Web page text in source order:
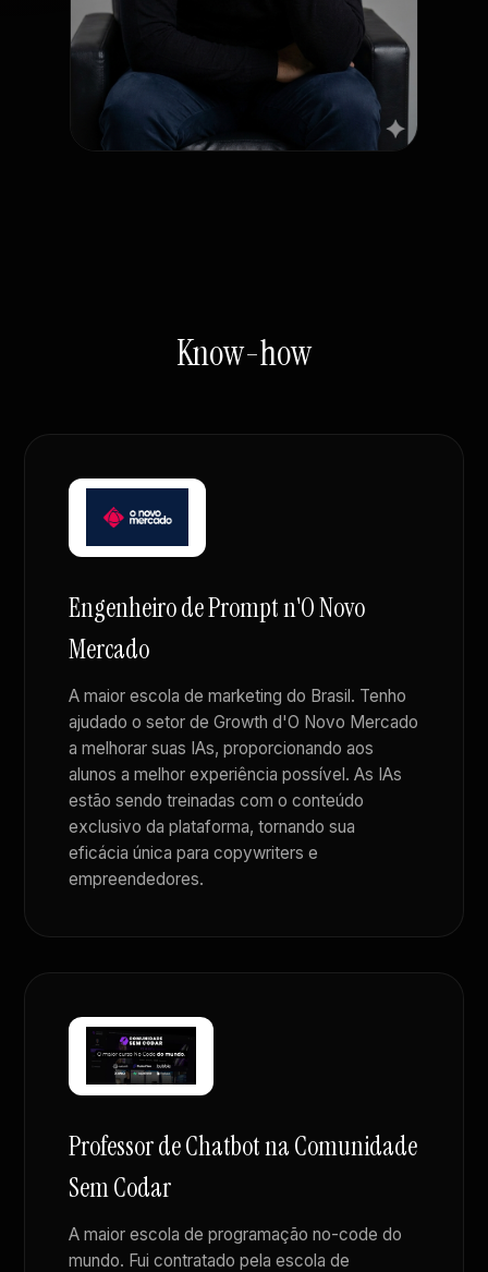
Know-how
Engenheiro de Prompt n'O Novo
Mercado
A maior escola de marketing do Brasil. Tenho
ajudado o setor de Growth d'O Novo Mercado
a melhorar suas IAs, proporcionando aos
alunos a melhor experiência possível. As IAs
estão sendo treinadas com o conteúdo
exclusivo da plataforma, tornando sua
eficácia única para copywriters e
empreendedores.
Professor de Chatbot na Comunidade
Sem Codar
A maior escola de programação no-code do
mundo. Fui contratado pela escola de